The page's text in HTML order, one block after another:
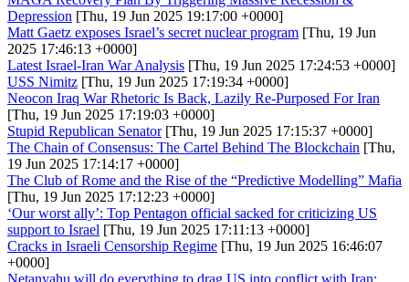
Depression [Thu, 19 Jun 2025 19:17:00 +0000]
Matt Gaetz exposes Israel’s secret nuclear program [Thu, 19 Jun
2025 17:46:13 +0000]
Latest Israel-Iran War Analysis [Thu, 19 Jun 2025 17:24:53 +0000]
USS Nimitz [Thu, 19 Jun 2025 17:19:34 +0000]
Neocon Iraq War Rhetoric Is Back, Lazily Re-Purposed For Iran
[Thu, 19 Jun 2025 17:19:03 +0000]
Stupid Republican Senator[Thu, 19 Jun 2025 17:15:37 +0000]
The Chain of Consensus: The Cartel Behind The Blockchain [Thu,
19 Jun 2025 17:14:17 +0000]
The Club of Rome and the Rise of the “Predictive Modelling” Mafia
[Thu, 19 Jun 2025 17:12:23 +0000]
‘Our worst ally’: Top Pentagon official sacked for criticizing US
support to Israel [Thu, 19 Jun 2025 17:11:13 +0000]
Cracks in Israeli Censorship Regime [Thu, 19 Jun 2025 16:46:07
+0000]
Netanyahu will do everything to drag US into conflict with Iran: